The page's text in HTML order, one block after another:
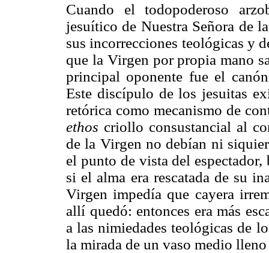
Cuando el todopoderoso
jesuítico de Nuestra Señora de
sus incorrecciones teológicas y
que la Virgen por propia mano
principal oponente fue el
Este discípulo de los jesuitas
retórica como mecanismo de
ethos criollo consustancial al
de la Virgen no debían ni
el punto de vista del
si el alma era rescatada de su
Virgen impedía que cayera
allí quedó: entonces era más
a las nimiedades teológicas de
la mirada de un vaso medio